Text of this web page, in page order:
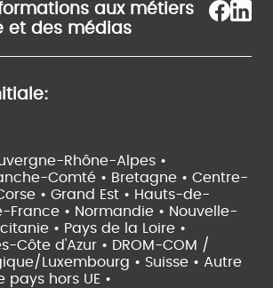
aux métiers
et des médias
Rhône-Alpes •
Comté • Bretagne • Centre-
• Grand Est • Hauts-de-
France • Normandie • Nouvelle-
• Pays de la Loire •
Côte d'Azur • DROM-COM /
Luxembourg • Suisse • Autre
pays hors UE •